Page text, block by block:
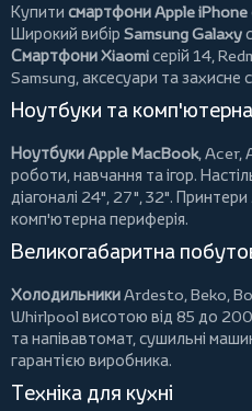
Купити смартфони Apple iPhone
Широкий вибір Samsung Galaxy
Смартфони Xiaomiсерій 14,
Samsung, аксесуари тазахисне
Ноутбуки та комп'ютерна
Ноутбуки Apple MacBook,Acer,
роботи, навчання та ігор.
діагоналі 24", 27", 32". Принтери
комп'ютерна периферія.
Великогабаритна
ХолодильникиArdesto,Beko,
Whirlpool висотою від 85 до
та напівавтомат,сушильні
гарантією виробника.
Техніка для кухні